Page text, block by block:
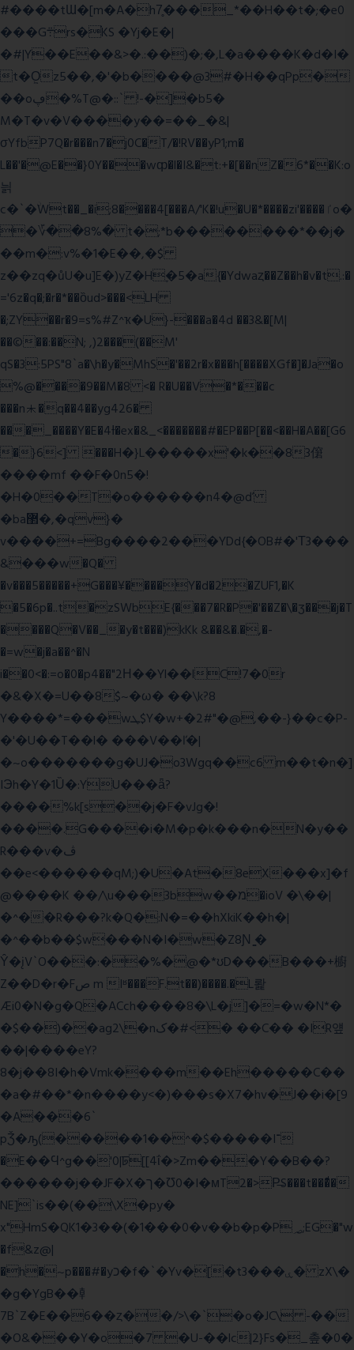
#����tƜ�[m�A�h7̥���_*��H��t�;�e0
���G܊rs�֗KS �Yj�E�|
�#|Y��E��&>�.:��)�;�,L�a����K�d�I�
t�O͖z5��,�'�b����@3#�H��qPp�
��oڥ�%T@�::` !-�]�b5�
M�T�v�V����y��=��_�&|
σYfbP7Q�r���n7�j0C�T/�!RV��yP1;m�
L��'�@E��}0Y���wȹ�l�I&�t:+�[��nZ�6*��K:o
늵
c�`�ۨWt��_�i;8����4[���A/'K�!u�U�*����zi'����ٵo�
�؆��8%� t�;*b��������*��j�
��m�:v%�1�E��,�$
z��zq�ůU�u]E�)yZ�Hׇ�5�a{�Ydwaȥ��Z��h�v�t.:�
='6z�q�;�r�*��ȍud>���<LH
�;ZY��r�9=s%#Z^ҡ�U}-���a�4d ��3&�[M|
��©��:��N; ,)2���(��M'
qS�3:5PS"8`a�\h�y�MhS�'��2r�x���h[����XGf�]�Ja�o
%@����9��M�8 <� R�U��V�*���c
���n⯸�q��4��yg426�
���_����Y�E�4Ɨ�ex�&_<�������#�EP��P[��<��H�A��[G6
�}6<] ���H�}L�����x'�k��83僒
����mf ��F�0n5�!
�H�0��T�o������n4�@ď
�ba޲�,�qv}�
v����+=Bg����2���YDd{�OB#�'Τ3���
&���w�Q�
�v���5�����+G���¥����Y�d�2�ZUF1,�K
�5�6p�..t�zSWbE{���7�R�P�'��Z�\�ʒ���j�T
����Q�V��_�y�t���)kKk &��&�.�,�-
�=w�j�a��^�N
i��0<�:=o�0�p4��"2Η��Yl��lC!7�0r
�&�X�=U��8$~�ω� ��\k?8
Y����*=���wܛ$Y�w+�2#"�@,��-}��c�P-
�'�U��T��l� ���V��ľ�|
�~o�������g�UJ�o3Wgq��c6 m��t�n�]
IЭh�Y�1Ȕ�:YU���ǟ?
����%k[s��j�F�vJg�!
����.G����i�M�p�k���n�N�y��
R���v�ڤ
��e<������qM;)�U�At�8eX���x]�f
@����K ��/\u���3bw��מ�ioV �\��|
�^��R���?k�Q�:N�=��hXkiK��h�|
�^��b��$w���N�I�w�Z8Ɲ ͚�
Ŷ�įV`O���:��%�@�*ʊD���B���+櫥
Z��D�r�Fص m Iʶ���F.t��)����.�L뢅
Æi0�N�g�Q�ACch����8�\L�j]�=�w�N*�
�$��)��ag2\�nک�#<� ��C�� �IR얲
��|����eY?
8�j��8I�h�Vmk����m��Eh�����C��
�a�#��*�n����y<�)���s�X7�hv�J��i�[9
�A���6`
pǮ�ԡ(�����1��^�$�����I־
�E��Ϥ^g��'0|ꠓ[[4ΐ�>Zm���Y��B��?
������j��JF�X�ך�Ʊ0�I�мT2�>P̶S���t���ͩ�
NE]`is��(��\X�py�
x"HmS�QK1�3��(�1���0�v��b�p�P؃;EG�"w
�f&z@|
�h�~p���#�yכ�f�`�Yv�[�t3���ۑ� zX\�
�g�YgB��龺
7B`Z�E��6��ȥ��/>\�`�o�JC\ -��
�O&���Y�o�7 �U-��lc|2}Fs�_촢�0�